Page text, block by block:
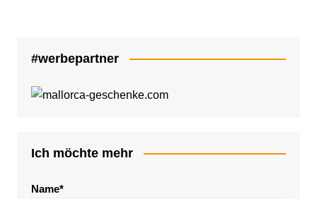
#werbepartner
Ich möchte mehr
Name*